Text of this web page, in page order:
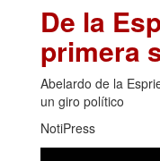
De la
primera
Abelardo de la
un giro político
NotiPress